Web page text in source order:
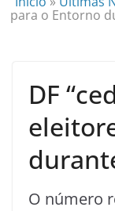
para o Entorno
DF
O número